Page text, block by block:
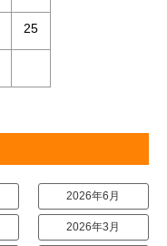
25
2026年6月
2026年3月